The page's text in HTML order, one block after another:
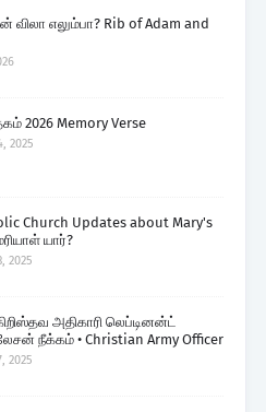
விலா எலும்பா? Rib of Adam and
2026 Memory Verse
2025
Church Updates about Mary's
யார்?
2025
அதிகாரி லெப்டினன்ட்
நீக்கம் • Christian Army Officer
2025